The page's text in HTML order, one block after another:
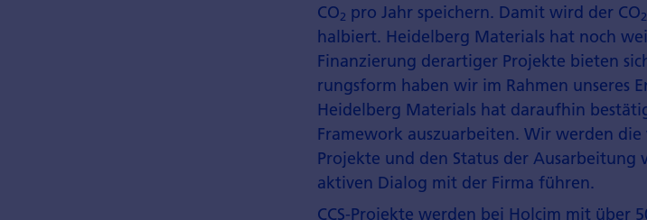
CO2 pro Jahr speichern. Damit wird der CO2
halbiert. Heidelberg Materials hat noch
Finanzierung derartiger Projekte bieten
rungsform haben wir im Rahmen unseres
Heidelberg Materials hat daraufhin
Framework auszuarbeiten. Wir werden
Projekte und den Status der
aktiven Dialog mit der Firma führen.
CCS-Projekte werden bei Holcim mit über